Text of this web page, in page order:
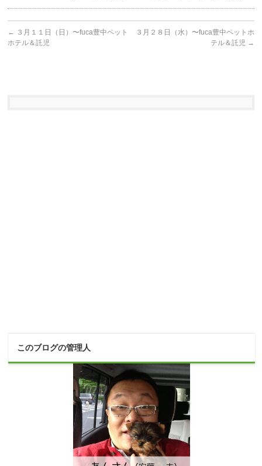
← ３月１１日（日）〜fuca豊中ペット
ホテル＆託児
３月２８日（水）〜fuca豊中ペットホ
テル＆託児 →
このブログの管理人